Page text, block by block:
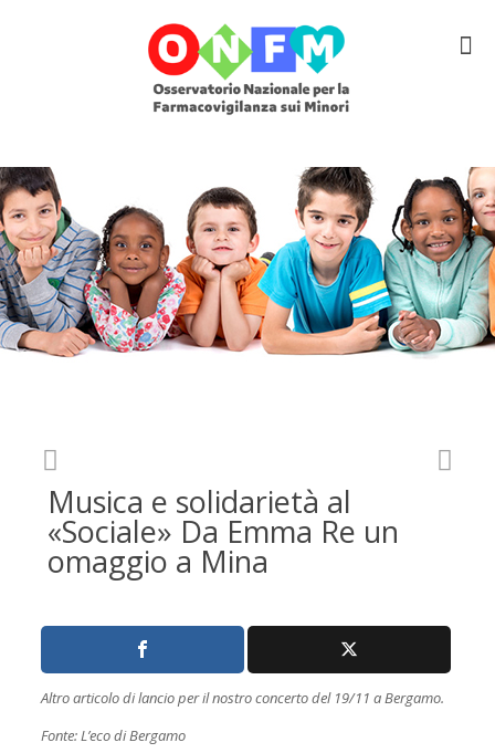
Musica e solidarietà al
«Sociale» Da Emma Re un
omaggio a Mina
Altro articolo di lancio per il nostro concerto del 19/11 a Bergamo.
Fonte: L’eco di Bergamo